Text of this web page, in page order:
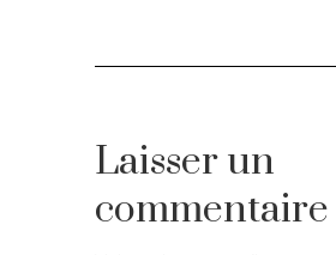
Laisser un
commentaire